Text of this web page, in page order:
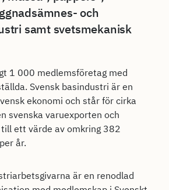
och
samt svetsmekanisk
1 000 medlemsföretag med
Svensk basindustri är en
ekonomi och står för cirka
svenska varuexporten och
ett värde av omkring 382
år.
är en renodlad